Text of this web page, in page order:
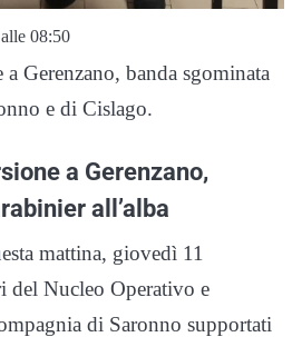
08:50
a Gerenzano, banda sgominata
e di Cislago.
a Gerenzano,
all’alba
mattina, giovedì 11
del Nucleo Operativo e
di Saronno supportati